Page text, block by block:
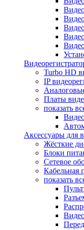
Turbo HD
IP
Платы
показать
Аксессуары для
Жёсткие
Блоки
Сетевое
Кабельная
показать